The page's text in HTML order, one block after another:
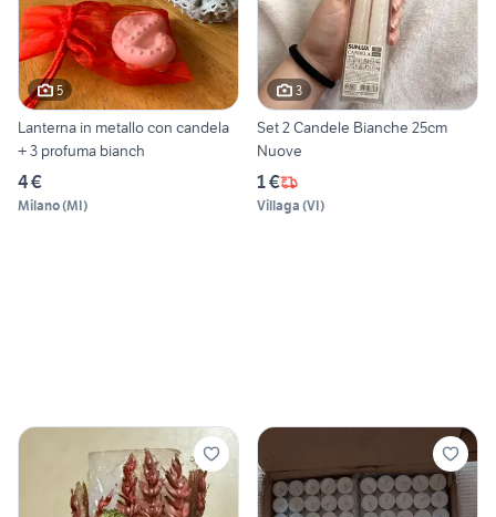
5
Lanterna in metallo con candela
+ 3 profuma bianch
4 €
Milano(MI)
3
Set 2 Candele Bianche 25cm
Nuove
1 €
Villaga (VI)